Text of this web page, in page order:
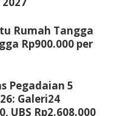
Rumah Tangga
Rp900.000 per
Pegadaian 5
Galeri24
UBS Rp2.608.000